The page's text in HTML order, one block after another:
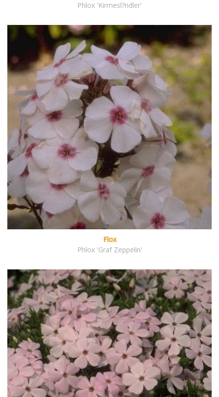
Phlox 'Kirmesl?ndler'
Flox
Phlox 'Graf Zeppelin'